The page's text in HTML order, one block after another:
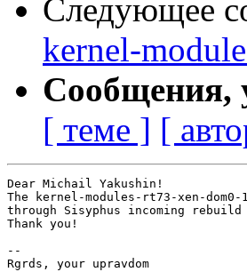
Следующее
kernel-
Сообщения,
[ теме ] [
Dear Michail Yakushin!
The kernel-modules-rt73-xen-
through Sisyphus incoming
Thank you!
--
Rgrds, your upravdom